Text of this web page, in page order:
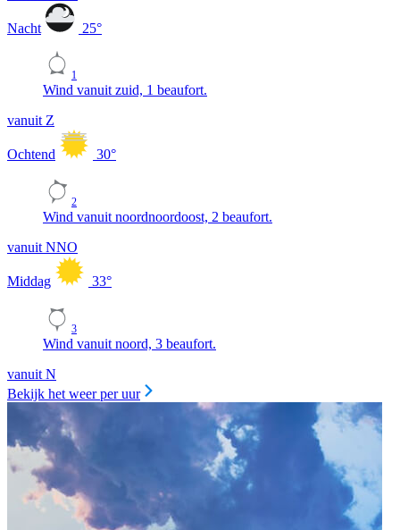
Nacht 25°
1
Wind vanuit zuid, 1 beaufort.
vanuit Z
Ochtend 30°
2
Wind vanuit noordnoordoost, 2 beaufort.
vanuit NNO
Middag 33°
3
Wind vanuit noord, 3 beaufort.
vanuit N
Bekijk het weer per uur